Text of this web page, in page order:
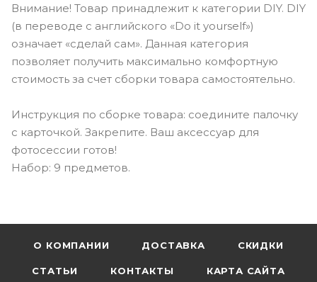
Внимание! Товар принадлежит к категории DIY. DIY
(в переводе с английского «Do it yourself»)
означает «сделай сам». Данная категория
позволяет получить максимально комфортную
стоимость за счет сборки товара самостоятельно.
Инструкция по сборке товара: соедините палочку
с карточкой. Закрепите. Ваш аксессуар для
фотосессии готов!
Набор: 9 предметов.
О КОМПАНИИ ДОСТАВКА СКИДКИ
СТАТЬИ КОНТАКТЫ КАРТА САЙТА